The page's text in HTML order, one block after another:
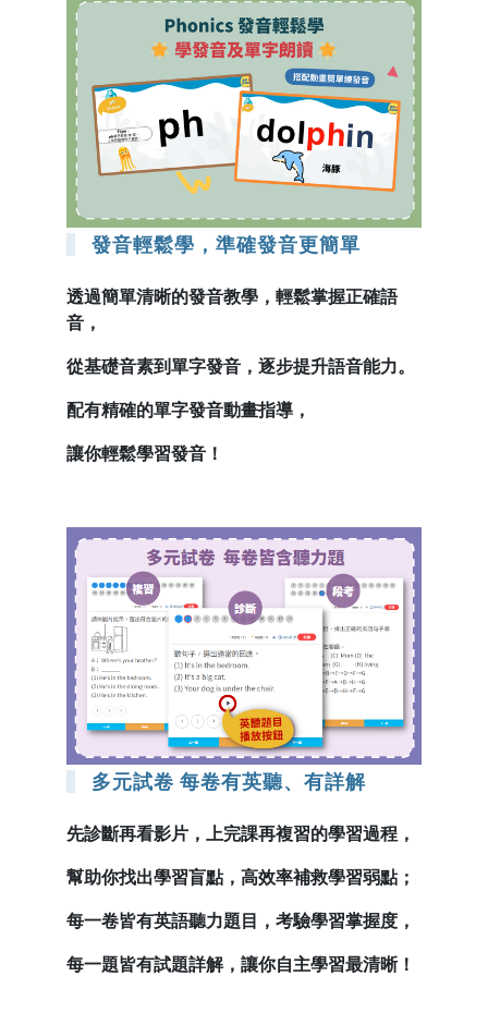
發音輕鬆學，準確發音更簡單
透過簡單清晰的發音教學，輕鬆掌握正確語
音，
從基礎音素到單字發音，逐步提升語音能力。
配有精確的單字發音動畫指導，
讓你輕鬆學習發音！
多元試卷 每卷有英聽、有詳解
先診斷再看影片，上完課再複習的學習過程，
幫助你找出學習盲點，高效率補救學習弱點；
每一卷皆有英語聽力題目，考驗學習掌握度，
每一題皆有試題詳解，讓你自主學習最清晰！